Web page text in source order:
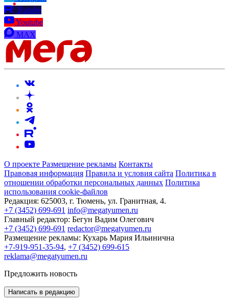
Rutube
Youtube
MAX
О проекте Размещение рекламы Контакты
Правовая информация Правила и условия сайта Политика в
отношении обработки персональных данных Политика
использования cookie-файлов
Редакция: 625003, г. Тюмень, ул. Гранитная, 4.
+7 (3452) 699-691 info@megatyumen.ru
Главный редактор: Бегун Вадим Олегович
+7 (3452) 699-691 redactor@megatyumen.ru
Размещение рекламы: Кухарь Мария Ильинична
+7-919-951-35-94, +7 (3452) 699-615
reklama@megatyumen.ru
Предложить новость
Написать в редакцию